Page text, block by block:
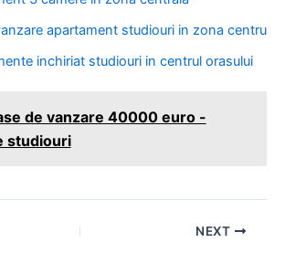
apartament studiouri in zona centru
inchiriat studiouri in centrul orasului
de vanzare 40000 euro -
studiouri
NEXT